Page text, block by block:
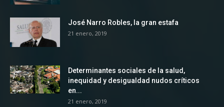
José Narro Robles, la gran estafa
21 enero, 2019
Determinantes sociales de la salud,
inequidad y desigualdad nudos críticos
en...
21 enero, 2019